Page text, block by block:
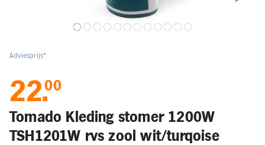
Kids en Baby
Persoonlijke verzorging
Onderweg en Reizen
Tomado Kleding stomer 1200W
TSH1201W rvs zool wit/turqoise
22.00
Adviesprijs*